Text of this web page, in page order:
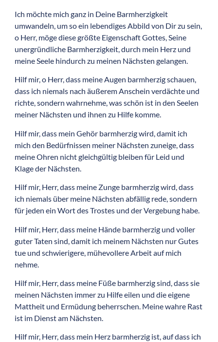
Ich möchte mich ganz in Deine Barmherzigkeit
umwandeln, um so ein lebendiges Abbild von Dir zu sein,
o Herr, möge diese größte Eigenschaft Gottes, Seine
unergründliche Barmherzigkeit, durch mein Herz und
meine Seele hindurch zu meinen Nächsten gelangen.
Hilf mir, o Herr, dass meine Augen barmherzig schauen,
dass ich niemals nach äußerem Anschein verdächte und
richte, sondern wahrnehme, was schön ist in den Seelen
meiner Nächsten und ihnen zu Hilfe komme.
Hilf mir, dass mein Gehör barmherzig wird, damit ich
mich den Bedürfnissen meiner Nächsten zuneige, dass
meine Ohren nicht gleichgültig bleiben für Leid und
Klage der Nächsten.
Hilf mir, Herr, dass meine Zunge barmherzig wird, dass
ich niemals über meine Nächsten abfällig rede, sondern
für jeden ein Wort des Trostes und der Vergebung habe.
Hilf mir, Herr, dass meine Hände barmherzig und voller
guter Taten sind, damit ich meinem Nächsten nur Gutes
tue und schwierigere, mühevollere Arbeit auf mich
nehme.
Hilf mir, Herr, dass meine Füße barmherzig sind, dass sie
meinen Nächsten immer zu Hilfe eilen und die eigene
Mattheit und Ermüdung beherrschen. Meine wahre Rast
ist im Dienst am Nächsten.
Hilf mir, Herr, dass mein Herz barmherzig ist, auf dass ich